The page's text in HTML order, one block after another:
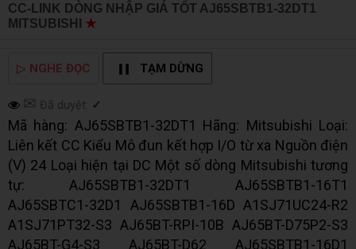
CC-LINK DÒNG NHẬP GIÁ TỐT AJ65SBTB1-32DT1
MITSUBISHI ★
▷ NGHE ĐỌC TẠM DỪNG
✉ Đã duyệt: ✓
Mã hàng: AJ65SBTB1-32DT1 Hãng: Mitsubishi Loại:
Liên kết CC Kiểu Mô đun kết hợp I/O từ xa Nguồn điện
(V) 24 Loại hiện tại DC Một số dòng Mitsubishi tương
tự: AJ65SBTB1-32DT1 AJ65SBTB1-16T1
AJ65SBTC1-32D1 AJ65SBTB1-16D A1SJ71UC24-R2
A1SJ71PT32-S3 AJ65BT-RPI-10B AJ65BT-D75P2-S3
AJ65BT-G4-S3 AJ65BT-D62 AJ65SBTB1-16D1